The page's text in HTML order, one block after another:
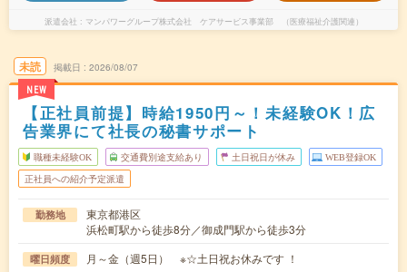
派遣会社 マンパワーグループ株式会社 ケアサービス事業部 （医療福祉介護関連）
未読
NEW
掲載日 2026/08/07
【正社員前提】時給1950円～！未経験OK！広
告業界にて社長の秘書サポート
職種未経験OK 交通費別途支給あり 土日祝日が休み WEB登録OK
正社員への紹介予定派遣
勤務地
東京都港区
浜松町駅から徒歩8分／御成門駅から徒歩3分
曜日頻度 月～金（週5日） ※☆土日祝お休みです ！